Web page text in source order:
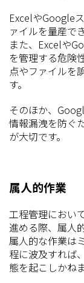
ExcelやGoogle
ァイルを量産で
また、Excelや
を管理する危険
点やファイルを
す。
そのほか、
情報漏洩を防ぐ
が大切です。
属人的作業
工程管理におい
進める際、属人
属人的な作業は
程に波及すれば
態を起こしかね